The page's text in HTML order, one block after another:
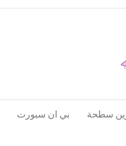
بي ان سبورت سطحة